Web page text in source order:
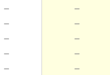
－
－
－
－
－
－
－
－
－
－